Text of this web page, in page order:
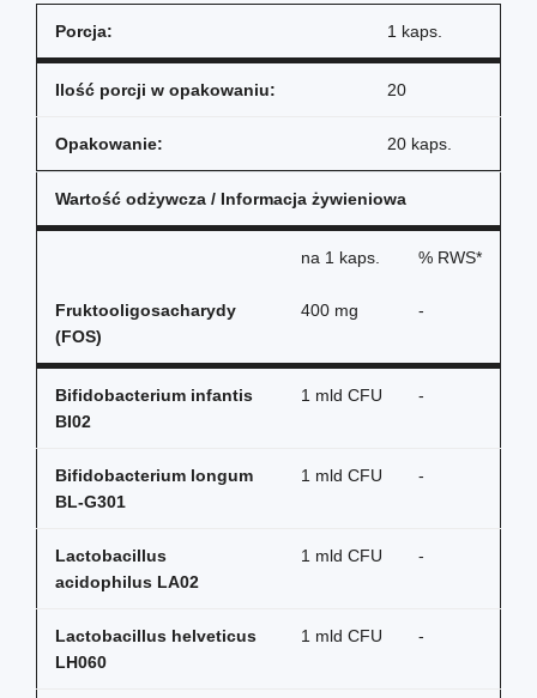
Porcja: 1 kaps.
Ilość porcji w opakowaniu: 20
Opakowanie: 20 kaps.
Wartość odżywcza / Informacja żywieniowa
na 1 kaps. % RWS*
Fruktooligosacharydy
(FOS)
400 mg -
Bifidobacterium infantis
BI02
1 mld CFU -
Bifidobacterium longum
BL-G301
1 mld CFU -
Lactobacillus
acidophilus LA02
1 mld CFU -
Lactobacillus helveticus
LH060
1 mld CFU -